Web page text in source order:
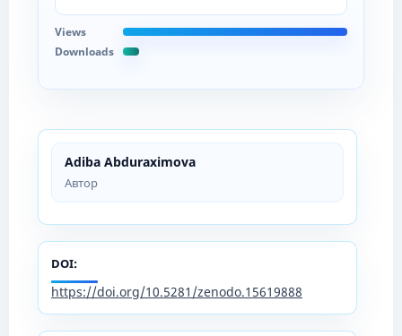
Adiba Abduraximova
Автор
DOI:
https://doi.org/10.5281/zenodo.15619888
Views
Downloads